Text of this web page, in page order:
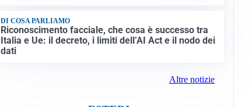
DI COSA PARLIAMO
Riconoscimento facciale, che cosa è successo tra
Italia e Ue: il decreto, i limiti dell’AI Act e il nodo dei
dati
Altre notizie